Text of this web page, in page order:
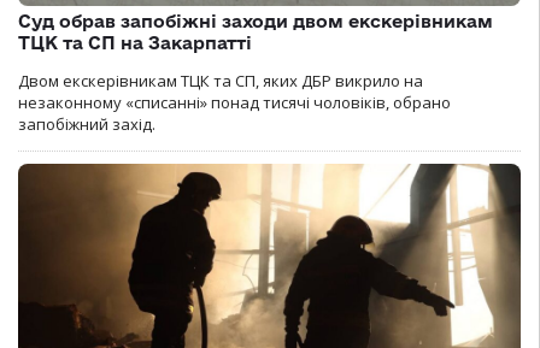
Суд обрав запобіжні заходи двом екскерівникам
ТЦК та СП на Закарпатті
Двом екскерівникам ТЦК та СП, яких ДБР викрило на
незаконному «списанні» понад тисячі чоловіків, обрано
запобіжний захід.